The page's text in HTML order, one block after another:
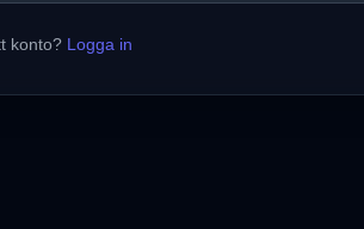
konto? Logga in